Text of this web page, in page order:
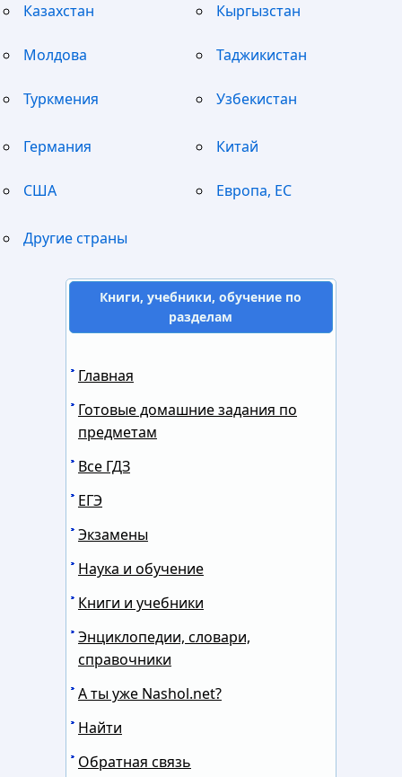
Казахстан Кыргызстан
Молдова Таджикистан
Туркмения Узбекистан
Германия Китай
США Европа, ЕС
Другие страны
Книги, учебники, обучение по
разделам
Главная
Готовые домашние задания по
предметам
Все ГДЗ
ЕГЭ
Экзамены
Наука и обучение
Книги и учебники
Энциклопедии, словари,
справочники
А ты уже Nashol.net?
Найти
Обратная связь